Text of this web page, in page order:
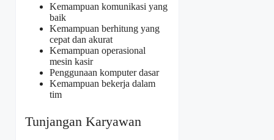
Kemampuan komunikasi yang
baik
Kemampuan berhitung yang
cepat dan akurat
Kemampuan operasional
mesin kasir
Penggunaan komputer dasar
Kemampuan bekerja dalam
tim
Tunjangan Karyawan